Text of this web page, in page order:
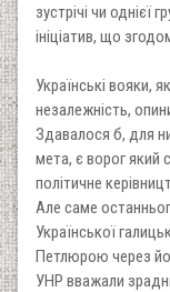
зустрічі чи однієї
ініціатив, що
Українські вояки,
незалежність,
Здавалося б, для
мета, є ворог який
політичне
Але саме
Української
Петлюрою через
УНР вважали